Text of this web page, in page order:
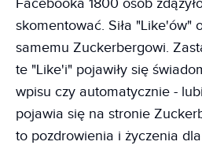
Facebooka 1800 osób
skomentować. Siła "Like'ów"
samemu Zuckerbergowi.
te "Like'i" pojawiły się
wpisu czy automatycznie -
pojawia się na stronie
to pozdrowienia i życzenia